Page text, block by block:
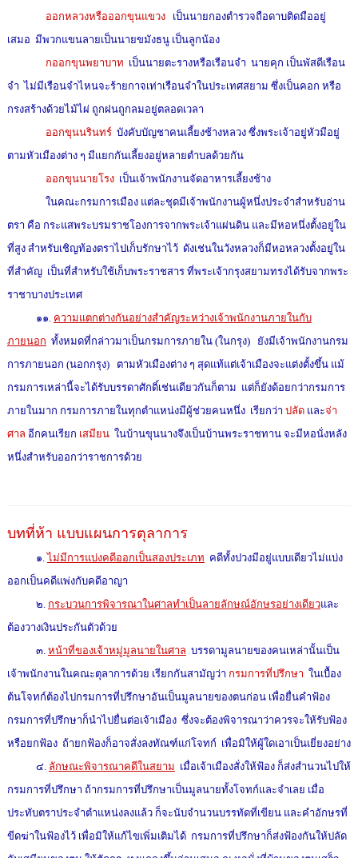
ออกหลวงหรือออกขุนแขวงเป็นนายกองตำรวจถือดาบติดมืออยู่
เสมอ มีพวกแขนลายเป็นนายขมังธนู เป็นลูกน้อง
กออกขุนพยาบาท เป็นนายตะรางหรือเรือนจำ นายคุก เป็นพัสดีเรือน
จำ ไม่มีเรือนจำไหนจะร้ายกาจเท่าเรือนจำในประเทศสยาม ซึ่งเป็นคอก หรือ
กรงสร้างด้วยไม้ไผ่ ถูกฝนถูกลมอยู่ตลอดเวลา
ออกขุนนรินทร์บังคับบัญชาคนเลี้ยงช้างหลวง ซึ่งพระเจ้าอยู่หัวมีอยู่
ตามหัวเมืองต่าง ๆ มีแยกกันเลี้ยงอยู่หลายตำบลด้วยกัน
ออกขุนนายโรงเป็นเจ้าพนักงานจัดอาหารเลี้ยงช้าง
ในคณะกรมการเมือง แต่ละชุดมีเจ้าพนักงานผู้หนึ่งประจำสำหรับอ่าน
ตรา คือ กระแสพระบรมราชโองการจากพระเจ้าแผ่นดิน และมีหอหนึ่งตั้งอยู่ใน
ที่สูง สำหรับเชิญท้องตราไปเก็บรักษาไว้ ดังเช่นในวังหลวงก็มีหอหลวงตั้งอยู่ใน
ที่สำคัญ เป็นที่สำหรับใช้เก็บพระราชสาร ที่พระเจ้ากรุงสยามทรงได้รับจากพระ
ราชาบางประเทศ
๑๑. ความแตกต่างกันอย่างสำคัญระหว่างเจ้าพนักงานภายในกับ
ภายนอก ทั้งหมดที่กล่าวมาเป็นกรมการภายใน (ในกรุง) ยังมีเจ้าพนักงานกรม
การภายนอก (นอกกรุง) ตามหัวเมืองต่าง ๆ สุดแท้แต่เจ้าเมืองจะแต่งตั้งขึ้น แม้
กรมการเหล่านี้จะได้รับบรรดาศักดิ์เช่นเดียวกันก็ตาม แต่ก็ยังด้อยกว่ากรมการ
ภายในมาก กรมการภายในทุกตำแหน่งมีผู้ช่วยคนหนึ่ง เรียกว่า ปลัดและจ่า
ศาล อีกคนเรียก เสมียน ในบ้านขุนนางจึงเป็นบ้านพระราชทาน จะมีหอนั่งหลัง
หนึ่งสำหรับออกว่าราชการด้วย
บทที่ห้า แบบแผนการตุลาการ
๑.ไม่มีการแบ่งคดีออกเป็นสองประเภท คดีทั้งปวงมีอยู่แบบเดียวไม่แบ่ง
ออกเป็นคดีแพ่งกับคดีอาญา
๒. กระบวนการพิจารณาในศาลทำเป็นลายลักษณ์อักษรอย่างเดียวและ
ต้องวางเงินประกันตัวด้วย
๓. หน้าที่ของเจ้าหมู่มูลนายในศาล บรรดามูลนายของคนเหล่านั้นเป็น
เจ้าพนักงานในคณะตุลาการด้วย เรียกกันสามัญว่า กรมการที่ปรึกษา ในเบื้อง
ต้นโจทก์ต้องไปกรมการที่ปรึกษาอันเป็นมูลนายของตนก่อน เพื่อยื่นคำฟ้อง
กรมการที่ปรึกษาก็นำไปยื่นต่อเจ้าเมือง ซึ่งจะต้องพิจารณาว่าควรจะให้รับฟ้อง
หรือยกฟ้อง ถ้ายกฟ้องก็อาจสั่งลงทัณฑ์แก่โจทก์ เพื่อมิให้ผู้ใดเอาเป็นเยี่ยงอย่าง
๔. ลักษณะพิจารณาคดีในสยาม เมื่อเจ้าเมืองสั่งให้ฟ้อง ก็ส่งสำนวนไปให้
กรมการที่ปรึกษา ถ้ากรมการที่ปรึกษาเป็นมูลนายทั้งโจทก์และจำเลย เมื่อ
ประทับตราประจำตำแหน่งลงแล้ว ก็จะนับจำนวนบรรทัดที่เขียน และคำอักษรที่
ขีดฆ่าในฟ้องไว้ เพื่อมิให้แก้ไขเพิ่มเติมได้ กรมการที่ปรึกษาก็ส่งฟ้องกันให้ปลัด